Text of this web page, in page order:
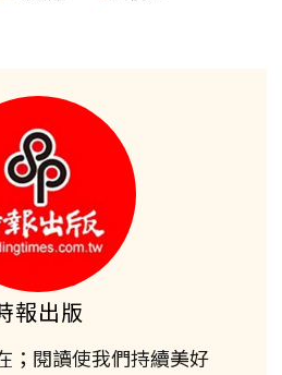
報出版
；閱讀使我們持續美好